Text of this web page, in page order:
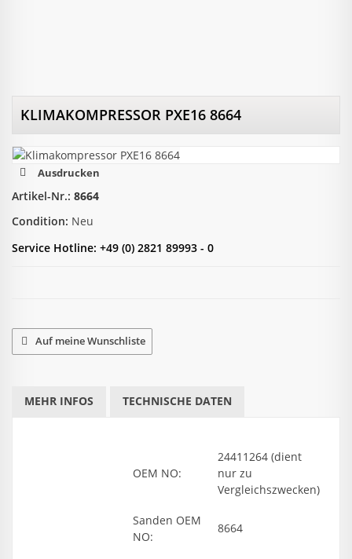
KLIMAKOMPRESSOR PXE16 8664
Ausdrucken
Artikel-Nr.: 8664
Condition: Neu
Service Hotline: +49 (0) 2821 89993 - 0
Auf meine Wunschliste
MEHR INFOS TECHNISCHE DATEN
OEM NO:
24411264 (dient
nur zu
Vergleichszwecken)
Sanden OEM
NO:
8664